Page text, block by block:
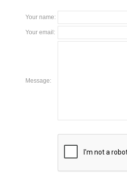
Your name:
Your email :
Message: